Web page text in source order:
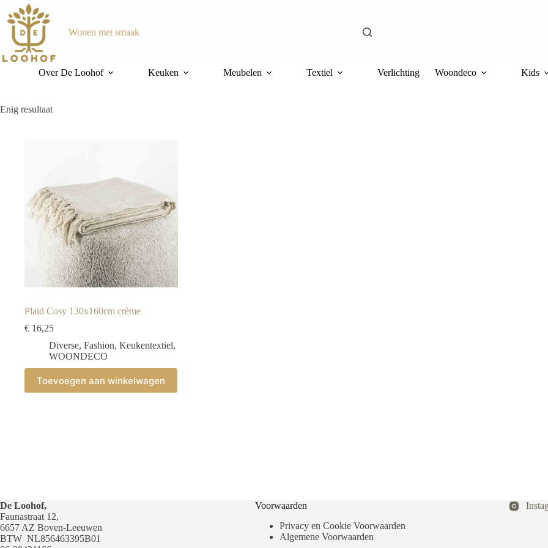
naar
inhoud
Wonen met smaak
Over De Loohof Keuken Meubelen Textiel Verlichting Woondeco Kids
Enig resultaat
Plaid Cosy 130x160cm crème
€ 16,25
Diverse, Fashion, Keukentextiel,
WOONDECO
Toevoegen aan winkelwagen
De Loohof,
Faunastraat 12,
6657 AZ Boven-Leeuwen
BTW NL856463395B01
Voorwaarden
Privacy en Cookie Voorwaarden
Algemene Voorwaarden